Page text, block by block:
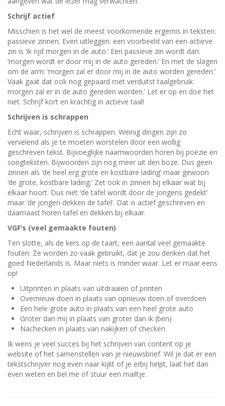
Schrijf actief
Misschien is het wel de meest voorkomende ergernis in teksten:
passieve zinnen. Even uitleggen: een voorbeeld van een actieve
zin is ‘ik rijd morgen in de auto.’ Een passieve zin wordt dan:
‘morgen wordt er door mij in de auto gereden.’ En met de slagen
om de arm: ‘morgen zal er door mij in de auto worden gereden.’
Vaak gaat dat ook nog gepaard met verduitst taalgebruik:
morgen zal er in de auto gereden worden.’ Let er op en doe het
niet. Schrijf kort en krachtig in actieve taal!
Schrijven is schrappen
Echt waar, schrijven is schrappen. Weinig dingen zijn zo
vervelend als je te moeten worstelen door een wollig
geschreven tekst. Bijvoeglijke naamwoorden horen bij poëzie en
songteksten. Bijwoorden zijn nog meer uit den boze. Dus geen
zinnen als ‘de heel erg grote en kostbare lading’ maar gewoon
‘de grote, kostbare lading.’ Zet ook in zinnen bij elkaar wat bij
elkaar hoort. Dus niet ‘de tafel wordt door de jongens gedekt’
maar ‘de jongen dekken de tafel’. Dat is actief geschreven en
daarnaast horen tafel en dekken bij elkaar.
VGF’s (veel gemaakte fouten)
Ten slotte, als de kers op de taart, een aantal veel gemaakte
fouten. Ze worden zo vaak gebruikt, dat je zou denken dat het
goed Nederlands is. Maar niets is minder waar. Let er maar eens
op!
Uitprinten in plaats van uitdraaien of printen
Overnieuw doen in plaats van opnieuw doen of overdoen
Een hele grote auto in plaats van een heel grote auto
Groter dan mij in plaats van groter dan ik (ben)
Nachecken in plaats van nakijken of checken
Ik wens je veel succes bij het schrijven van content op je
website of het samenstellen van je nieuwsbrief. Wil je dat er een
tekstschrijver nog even naar kijkt of je erbij helpt, laat het dan
even weten en bel me of stuur een mailtje.